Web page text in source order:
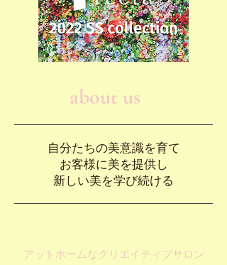
about us
自分たちの美意識を育て
お客様に美を提供し
​新しい美を学び続ける
アットホームなクリエイティブサロン